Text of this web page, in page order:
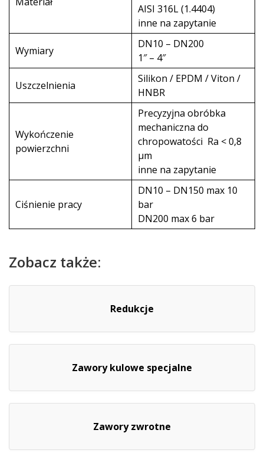
AISI 316L (1.4404)
inne na zapytanie
Wymiary
DN10 – DN200
1″ – 4″
Uszczelnienia
Silikon / EPDM / Viton /
HNBR
Wykończenie
powierzchni
Precyzyjna obróbka
mechaniczna do
chropowatości Ra < 0,8
µm
inne na zapytanie
Ciśnienie pracy
DN10 – DN150 max 10
bar
DN200 max 6 bar
Zobacz także:
Redukcje
Zawory kulowe specjalne
Zawory zwrotne